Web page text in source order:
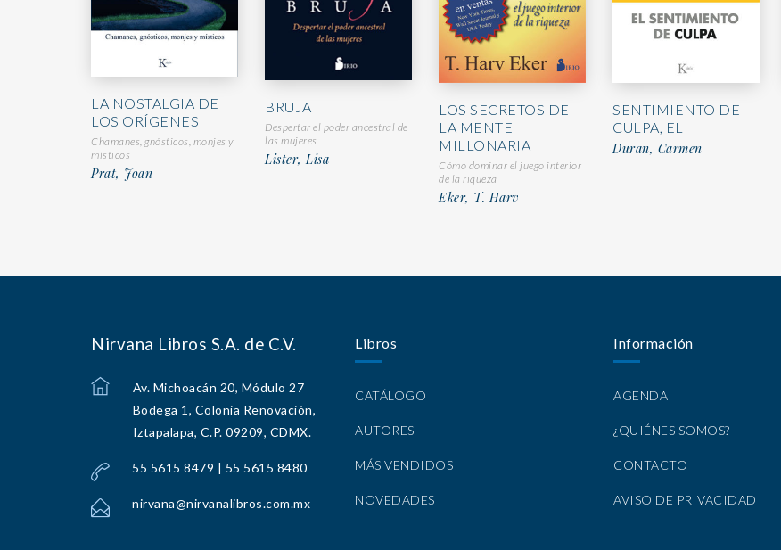
LA NOSTALGIA DE
LOS ORÍGENES
Chamanes, gnósticos, monjes y
místicos
Prat, Joan
BRUJA
Despertar el poder ancestral de
las mujeres
Lister, Lisa
LOS SECRETOS DE
LA MENTE
MILLONARIA
Cómo dominar el juego interior
de la riqueza
Eker, T. Harv
SENTIMIENTO DE
CULPA, EL
Duran, Carmen
Nirvana Libros S.A. de C.V.
Av. Michoacán 20, Módulo 27
Bodega 1, Colonia Renovación,
Iztapalapa, C.P. 09209, CDMX.
55 5615 8479 | 55 5615 8480
nirvana@nirvanalibros.com.mx
Libros
CATÁLOGO
AUTORES
MÁS VENDIDOS
NOVEDADES
Información
AGENDA
¿QUIÉNES SOMOS?
CONTACTO
AVISO DE PRIVACIDAD